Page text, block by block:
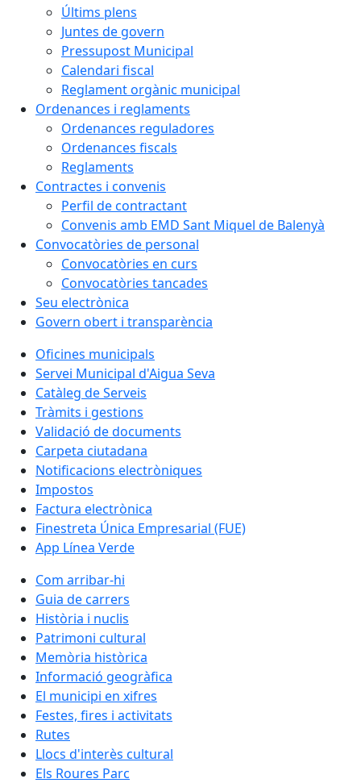
Últims plens
Juntes de govern
Pressupost Municipal
Calendari fiscal
Reglament orgànic municipal
Ordenances i reglaments
Ordenances reguladores
Ordenances fiscals
Reglaments
Contractes i convenis
Perfil de contractant
Convenis amb EMD Sant Miquel de Balenyà
Convocatòries de personal
Convocatòries en curs
Convocatòries tancades
Seu electrònica
Govern obert i transparència
Oficines municipals
Servei Municipal d'Aigua Seva
Catàleg de Serveis
Tràmits i gestions
Validació de documents
Carpeta ciutadana
Notificacions electròniques
Impostos
Factura electrònica
Finestreta Única Empresarial (FUE)
App Línea Verde
Com arribar-hi
Guia de carrers
Història i nuclis
Patrimoni cultural
Memòria històrica
Informació geogràfica
El municipi en xifres
Festes, fires i activitats
Rutes
Llocs d'interès cultural
Els Roures Parc